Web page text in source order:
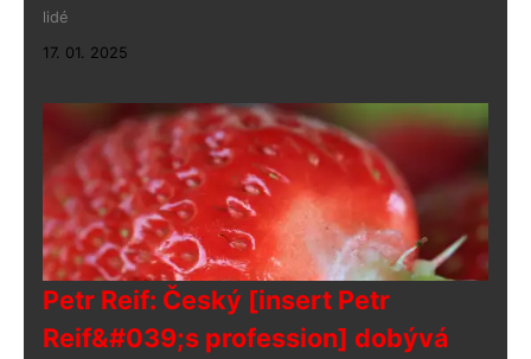
lidé
17. 01. 2025
Petr Reif: Český [insert Petr
Reif&#039;s profession] dobývá